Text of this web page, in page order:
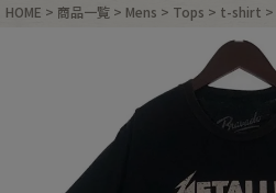
ご利用ガイド
HOME 商品一覧 Mens Tops t-shirt